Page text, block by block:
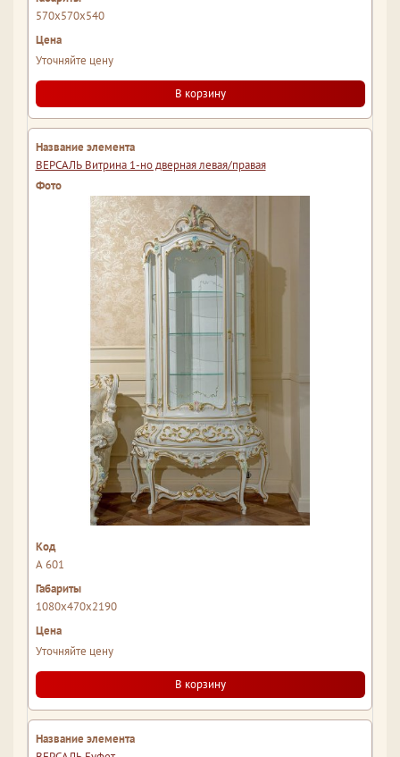
570x570x540
Уточняйте цену
В корзину
ВЕРСАЛЬ Витрина 1-но дверная левая/правая
А 601
1080x470x2190
Уточняйте цену
В корзину